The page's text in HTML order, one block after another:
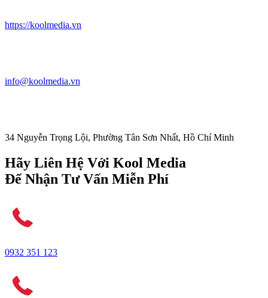
https://koolmedia.vn
info@koolmedia.vn
34 Nguyễn Trọng Lội, Phường Tân Sơn Nhất, Hồ Chí Minh
Hãy Liên Hệ Với Kool Media
Để Nhận Tư Vấn Miễn Phí
0932 351 123